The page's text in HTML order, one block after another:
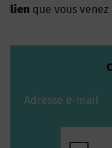
lien que vous
Adresse e-mail